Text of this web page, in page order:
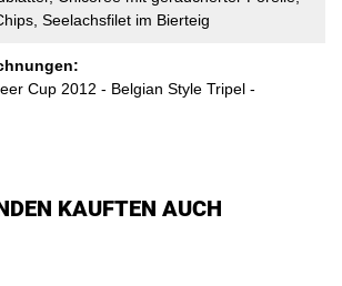
Seelachsfilet im Bierteig
Cup 2012 - Belgian Style Tripel -
KAUFTEN AUCH